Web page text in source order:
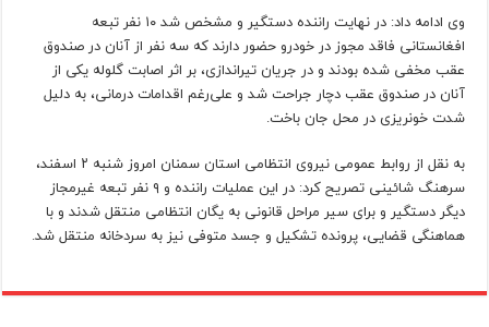
وی ادامه داد: در نهایت راننده دستگیر و مشخص شد ۱۰ نفر تبعه
افغانستانی فاقد مجوز در خودرو حضور دارند که سه نفر از آنان در صندوق
عقب مخفی شده بودند و در جریان تیراندازی، بر اثر اصابت گلوله یکی از
آنان در صندوق عقب دچار جراحت شد و علی‌رغم اقدامات درمانی، به دلیل
شدت خونریزی در محل جان باخت.
به نقل از روابط عمومی نیروی انتظامی استان سمنان امروز شنبه ۲ اسفند،
سرهنگ شائینی تصریح کرد: در این عملیات راننده و ۹ نفر تبعه غیرمجاز
دیگر دستگیر و برای سیر مراحل قانونی به یگان انتظامی منتقل شدند و با
هماهنگی قضایی، پرونده تشکیل و جسد متوفی نیز به سردخانه منتقل شد.